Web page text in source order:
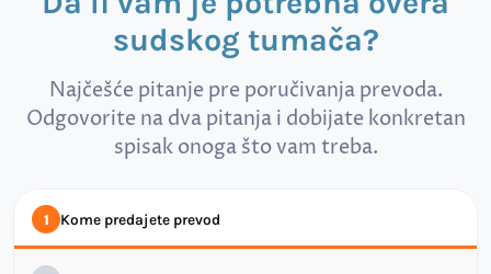
sudskog tumača?
Najčešće pitanje pre poručivanja prevoda.
Odgovorite na dva pitanja i dobijate konkretan
spisak onoga što vam treba.
1 Kome predajete prevod